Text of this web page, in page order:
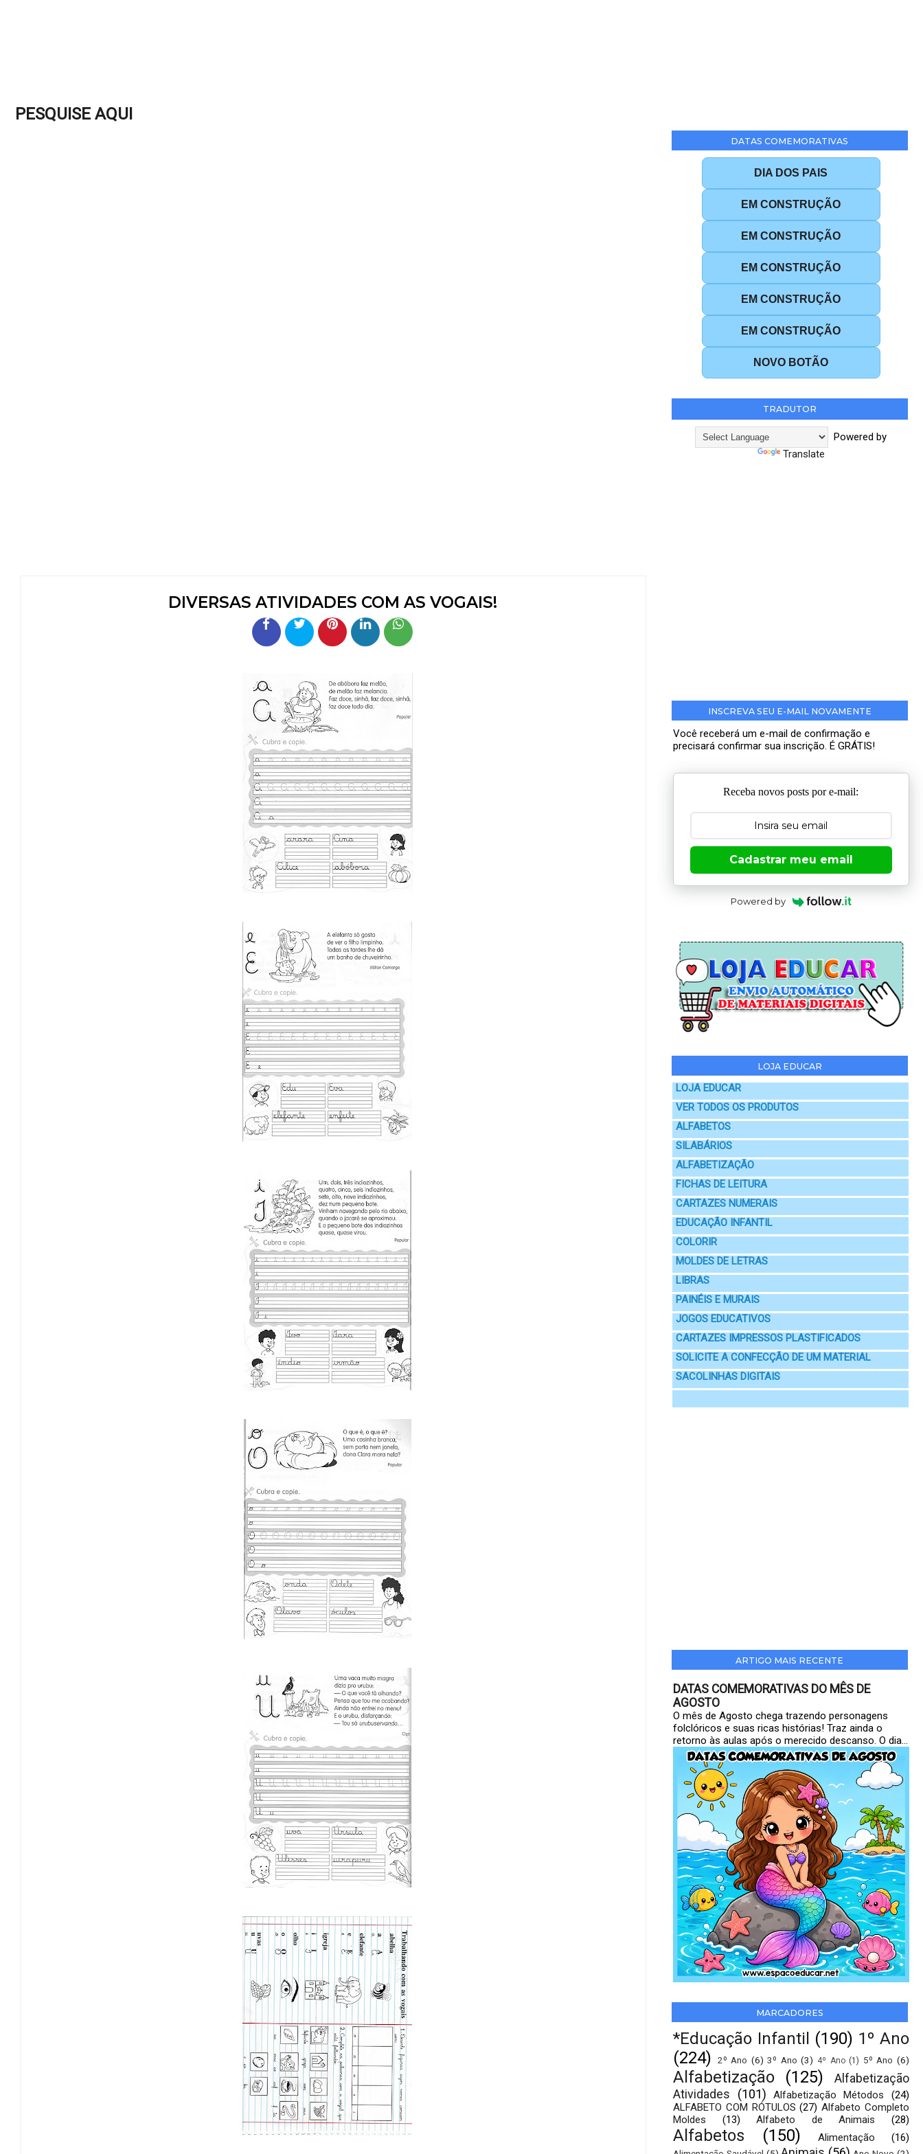
PESQUISE AQUI
DIVERSAS ATIVIDADES COM AS VOGAIS!
DATAS COMEMORATIVAS
DIA DOS PAIS
EM CONSTRUÇÃO
EM CONSTRUÇÃO
EM CONSTRUÇÃO
EM CONSTRUÇÃO
EM CONSTRUÇÃO
NOVO BOTÃO
TRADUTOR
Powered by
Translate
INSCREVA SEU E-MAIL NOVAMENTE
Você receberá um e-mail de confirmação e
precisará confirmar sua inscrição. É GRÁTIS!
Receba novos posts por e-mail:
Cadastrar meu email
Powered by
LOJA EDUCAR
LOJA EDUCAR
VER TODOS OS PRODUTOS
ALFABETOS
SILABÁRIOS
ALFABETIZAÇÃO
FICHAS DE LEITURA
CARTAZES NUMERAIS
EDUCAÇÃO INFANTIL
COLORIR
MOLDES DE LETRAS
LIBRAS
PAINÉIS E MURAIS
JOGOS EDUCATIVOS
CARTAZES IMPRESSOS PLASTIFICADOS
SOLICITE A CONFECÇÃO DE UM MATERIAL
SACOLINHAS DIGITAIS
ARTIGO MAIS RECENTE
DATAS COMEMORATIVAS DO MÊS DE
AGOSTO
O mês de Agosto chega trazendo personagens
folclóricos e suas ricas histórias! Traz ainda o
retorno às aulas após o merecido descanso. O dia...
MARCADORES
*Educação Infantil (190) 1º Ano
(224)
2º Ano (6) 3º Ano (3) 4º Ano (1) 5º Ano (6)
Alfabetização (125)
Alfabetização
Atividades
(101) Alfabetização Métodos
(24)
ALFABETO COM RÓTULOS (27) Alfabeto Completo
Moldes
(13) Alfabeto de Animais (28)
Alfabetos (150) Alimentação (16)